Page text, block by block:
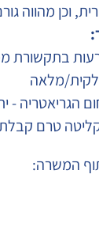
וכן מהווה
בתקשורת
מלאה
הגריאטריה -
טרם קבלת
המשרה: